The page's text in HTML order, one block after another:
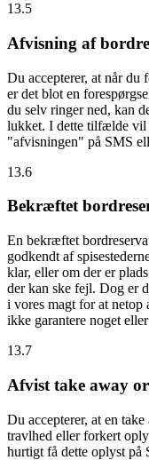
13.5
Afvisning af
Du accepterer, at når du
er det blot en
du selv ringer ned, kan
lukket. I dette tilfælde vil
"afvisningen" på SMS
13.6
Bekræftet
En bekræftet
godkendt af
klar, eller om der er
der kan ske fejl. Dog er
i vores magt for at netop
ikke garantere noget
13.7
Afvist take away
Du accepterer, at en
travlhed eller forkert
hurtigt få dette oplyst på